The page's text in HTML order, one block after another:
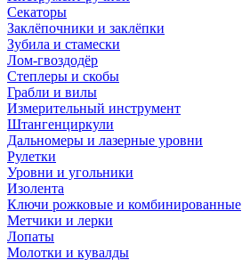
Секаторы
Заклёпочники и заклёпки
Зубила и стамески
Лом-гвоздодёр
Степлеры и скобы
Грабли и вилы
Измерительный инструмент
Штангенциркули
Дальномеры и лазерные уровни
Рулетки
Уровни и угольники
Изолента
Ключи рожковые и комбинированные
Метчики и лерки
Лопаты
Молотки и кувалды